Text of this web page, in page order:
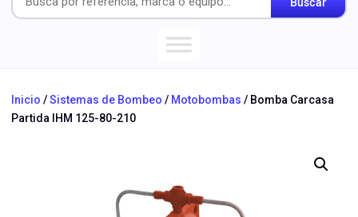
Inicio /Sistemas de Bombeo / Motobombas / Bomba Carcasa
Partida IHM 125-80-210